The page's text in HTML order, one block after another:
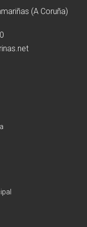
(A Coruña)